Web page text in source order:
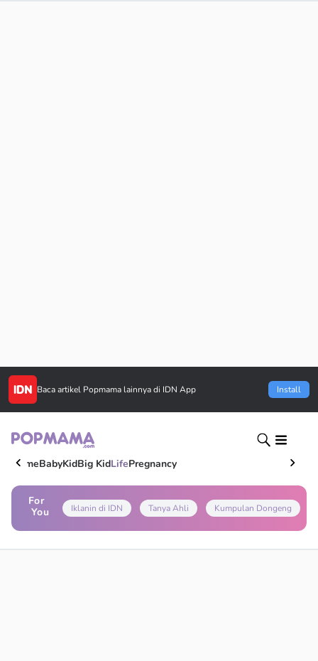
Baca artikel Popmama lainnya di IDN App Install
HomeBabyKidBig KidLifePregnancy
For
You
Iklanin di IDN Tanya Ahli Kumpulan Dongeng